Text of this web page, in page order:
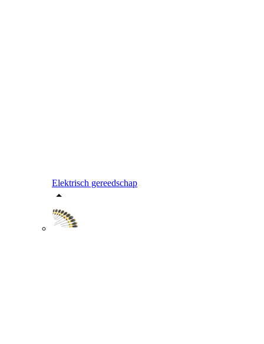
Elektrisch gereedschap